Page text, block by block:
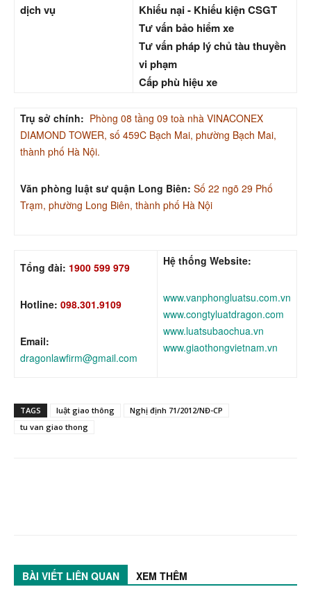
dịch vụ
Khiếu nại - Khiếu kiện CSGT
Tư vấn bảo hiểm xe
Tư vấn pháp lý chủ tàu thuyền
vi phạm
Cấp phù hiệu xe
Trụ sở chính: Phòng 08 tầng 09 toà nhà VINACONEX
DIAMOND TOWER, số 459C Bạch Mai, phường Bạch Mai,
thành phố Hà Nội.
Văn phòng luật sư quận Long Biên: Số 22 ngõ 29 Phố
Trạm, phường Long Biên, thành phố Hà Nội
Tổng đài: 1900 599 979
Hotline: 098.301.9109
Email:
dragonlawfirm@gmail.com
Hệ thống Website:
www.vanphongluatsu.com.vn
www.congtyluatdragon.com
www.luatsubaochua.vn
www.giaothongvietnam.vn
TAGS luật giao thông
Nghị định 71/2012/NĐ-CP
tu van giao thong
BÀI VIẾT LIÊN QUAN XEM THÊM